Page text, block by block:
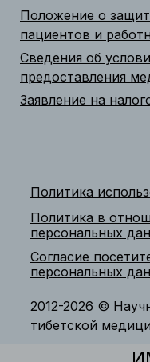
Положение о
пациентов и
Сведения об
предоставления
Заявление на
Политика
Политика в
персональных
Согласие
персональных
2012-2026 ©
тибетской